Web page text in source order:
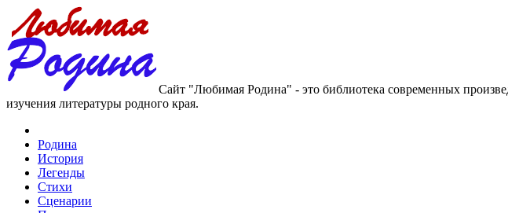
Сайт "Любимая Родина" - это библиотека современных
изучения литературы родного края.
Родина
История
Легенды
Стихи
Сценарии